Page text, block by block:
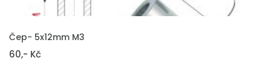
VLOŽIT DO KOŠÍKU
Čep- 5x12mm M3
60,- Kč